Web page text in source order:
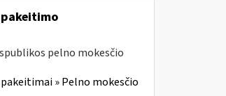
pelno mokesčio
» Pelno mokesčio